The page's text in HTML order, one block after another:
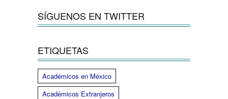
SÍGUENOS EN TWITTER
ETIQUETAS
Académicos en México
Académicos Extranjeros